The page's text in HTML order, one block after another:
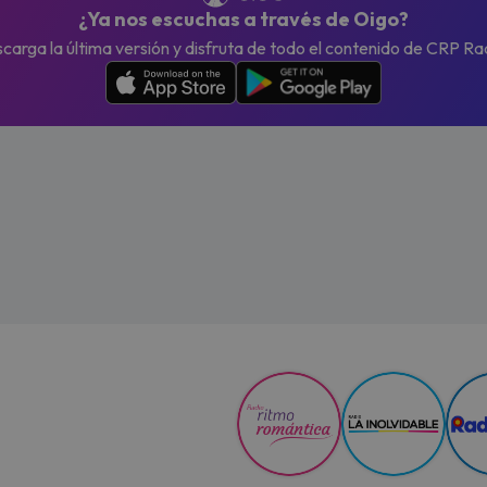
¿Ya nos escuchas a través de Oigo?
la última versión y disfruta de todo el contenido de CRP